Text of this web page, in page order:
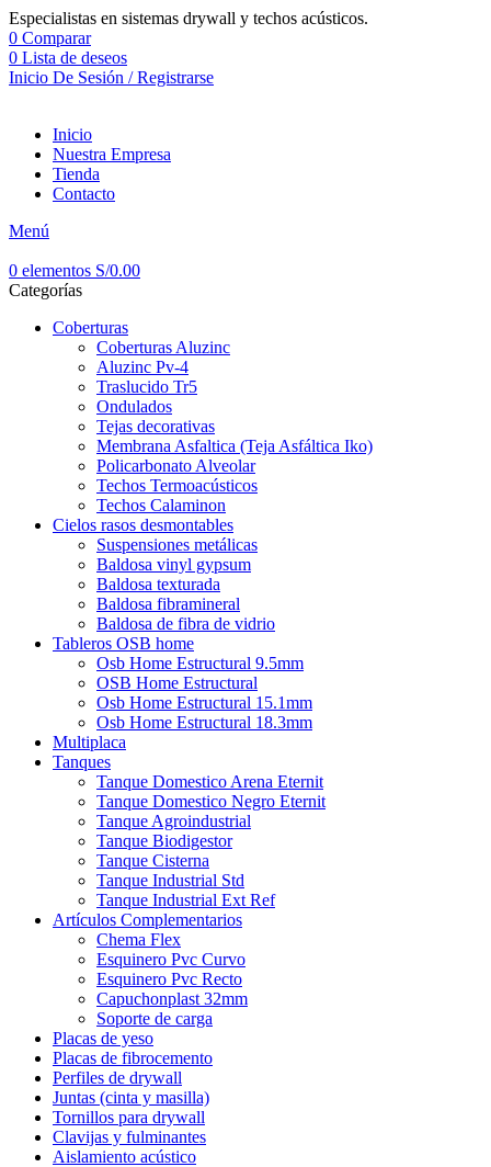
Especialistas en sistemas drywall y techos acústicos.
0 Comparar
0 Lista de deseos
Inicio De Sesión / Registrarse
Inicio
Nuestra Empresa
Tienda
Contacto
Menú
0 elementos S/0.00
Categorías
Coberturas
Coberturas Aluzinc
Aluzinc Pv-4
Traslucido Tr5
Ondulados
Tejas decorativas
Membrana Asfaltica (Teja Asfáltica Iko)
Policarbonato Alveolar
Techos Termoacústicos
Techos Calaminon
Cielos rasos desmontables
Suspensiones metálicas
Baldosa vinyl gypsum
Baldosa texturada
Baldosa fibramineral
Baldosa de fibra de vidrio
Tableros OSB home
Osb Home Estructural 9.5mm
OSB Home Estructural
Osb Home Estructural 15.1mm
Osb Home Estructural 18.3mm
Multiplaca
Tanques
Tanque Domestico Arena Eternit
Tanque Domestico Negro Eternit
Tanque Agroindustrial
Tanque Biodigestor
Tanque Cisterna
Tanque Industrial Std
Tanque Industrial Ext Ref
Artículos Complementarios
Chema Flex
Esquinero Pvc Curvo
Esquinero Pvc Recto
Capuchonplast 32mm
Soporte de carga
Placas de yeso
Placas de fibrocemento
Perfiles de drywall
Juntas (cinta y masilla)
Tornillos para drywall
Clavijas y fulminantes
Aislamiento acústico